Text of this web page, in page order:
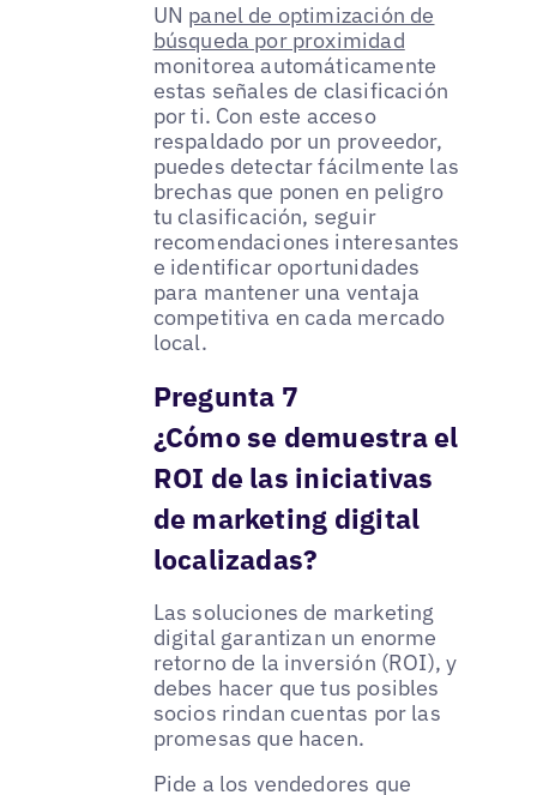
UN panel de optimización de
búsqueda por proximidad
monitorea automáticamente
estas señales de clasificación
por ti. Con este acceso
respaldado por un proveedor,
puedes detectar fácilmente las
brechas que ponen en peligro
tu clasificación, seguir
recomendaciones interesantes
e identificar oportunidades
para mantener una ventaja
competitiva en cada mercado
local.
Pregunta 7
¿Cómo se demuestra el
ROI de las iniciativas
de marketing digital
localizadas?
Las soluciones de marketing
digital garantizan un enorme
retorno de la inversión (ROI), y
debes hacer que tus posibles
socios rindan cuentas por las
promesas que hacen.
Pide a los vendedores que